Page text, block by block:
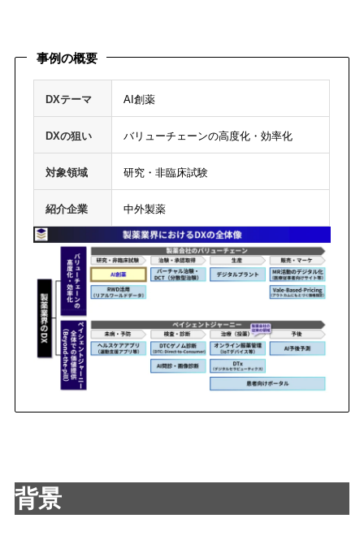
事例の概要
DXテーマ AI創薬
DXの狙い バリューチェーンの高度化・効率化
対象領域 研究・非臨床試験
紹介企業 中外製薬
背景